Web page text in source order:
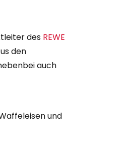
des REWE
den
auch
und